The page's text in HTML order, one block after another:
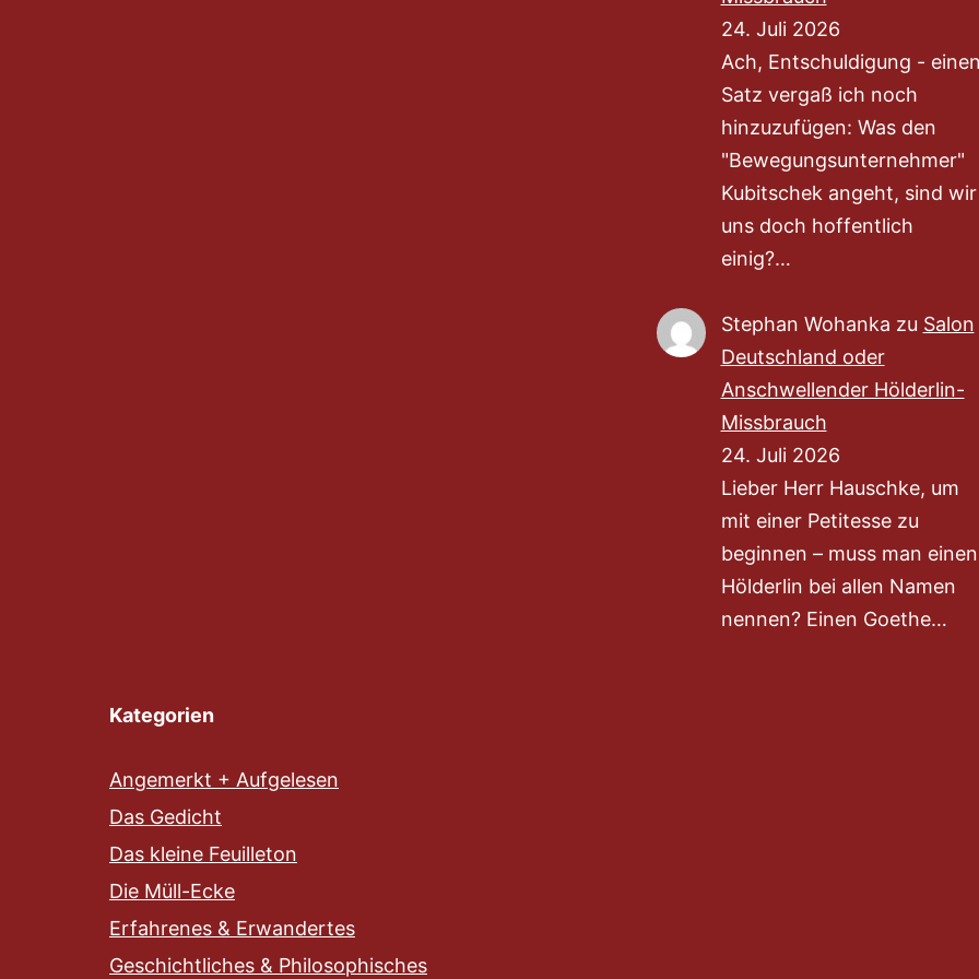
24. Juli 2026
Ach, Entschuldigung -
Satz vergaß ich noch
hinzuzufügen: Was den
"Bewegungsunternehmer"
Kubitschek angeht, sind wir
uns doch hoffentlich
einig?…
Stephan Wohanka zu Salon
Deutschland oder
Anschwellender Hölderlin-
Missbrauch
24. Juli 2026
Lieber Herr Hauschke, um
mit einer Petitesse zu
beginnen – muss man einen
Hölderlin bei allen Namen
nennen? Einen Goethe…
Kategorien
Angemerkt + Aufgelesen
Das Gedicht
Das kleine Feuilleton
Die Müll-Ecke
Erfahrenes & Erwandertes
Geschichtliches & Philosophisches